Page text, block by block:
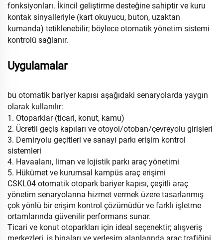
fonksiyonları. İkincil geliştirme desteğine sahiptir ve kuru
kontak sinyalleriyle (kart okuyucu, buton, uzaktan
kumanda) tetiklenebilir; böylece otomatik yönetim sistemi
kontrolü sağlanır.
Uygulamalar
bu otomatik bariyer kapısı aşağıdaki senaryolarda yaygın
olarak kullanılır:
1. Otoparklar (ticari, konut, kamu)
2. Ücretli geçiş kapıları ve otoyol/otoban/çevreyolu girişleri
3. Demiryolu geçitleri ve sanayi parkı erişim kontrol
sistemleri
4. Havaalanı, liman ve lojistik parkı araç yönetimi
5. Hükümet ve kurumsal kampüs araç erişimi
CSKL04 otomatik otopark bariyer kapısı, çeşitli araç
yönetim senaryolarına hizmet vermek üzere tasarlanmış
çok yönlü bir erişim kontrol çözümüdür ve farklı işletme
ortamlarında güvenilir performans sunar.
Ticari ve konut otoparkları için ideal seçenektir; alışveriş